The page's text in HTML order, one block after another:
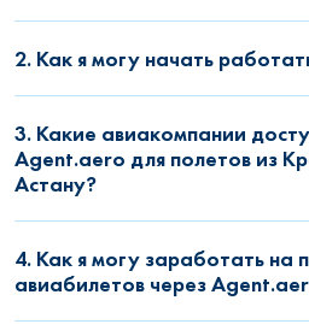
2. Как я могу начать
3. Какие авиакомпании
Agent.aero для полетов из
Астану?
4. Как я могу заработать на
авиабилетов через